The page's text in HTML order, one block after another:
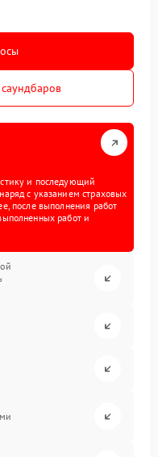
и последующий
с указанием страховых
после выполнения работ
работ и